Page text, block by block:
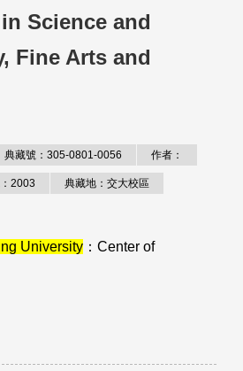
Science and
Fine Arts and
典藏號：305-0801-0056 作者：
2003 典藏地：交大校區
University ：Center of